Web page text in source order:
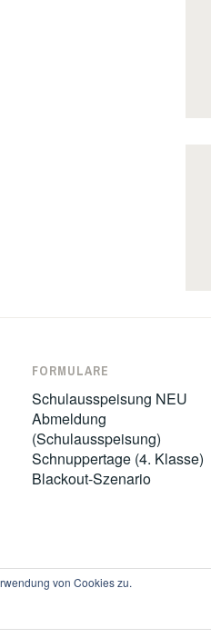
FORMULARE
Schulausspeisung NEU
Abmeldung
(Schulausspeisung)
Schnuppertage (4. Klasse)
Blackout-Szenario
von Cookies zu.